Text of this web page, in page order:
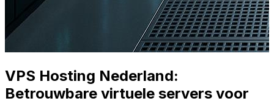
VPS Hosting Nederland:
Betrouwbare virtuele servers voor